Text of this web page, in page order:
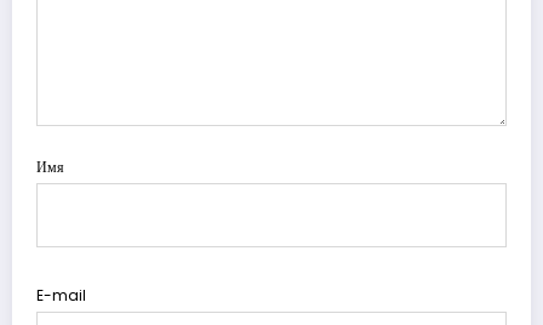
Имя
E-mail